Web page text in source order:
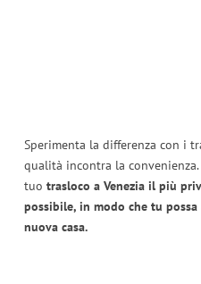
Sperimenta la differenza con i
qualità incontra la
tuo trasloco a Venezia il più
possibile, in modo che tu
nuova casa.